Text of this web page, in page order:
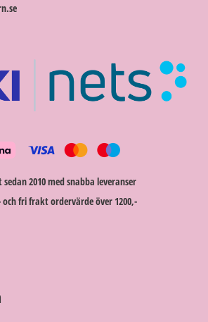
2010 med snabba leveranser
fri frakt ordervärde över 1200,-